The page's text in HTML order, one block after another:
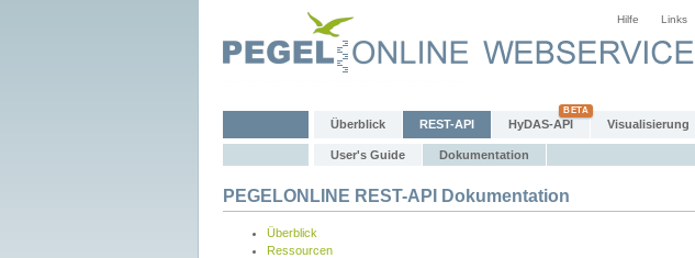
Hilfe Links
Überblick REST-API HyDAS-API Visualisierung
User's Guide Dokumentation
PEGELONLINE REST-API Dokumentation
Überblick
Ressourcen